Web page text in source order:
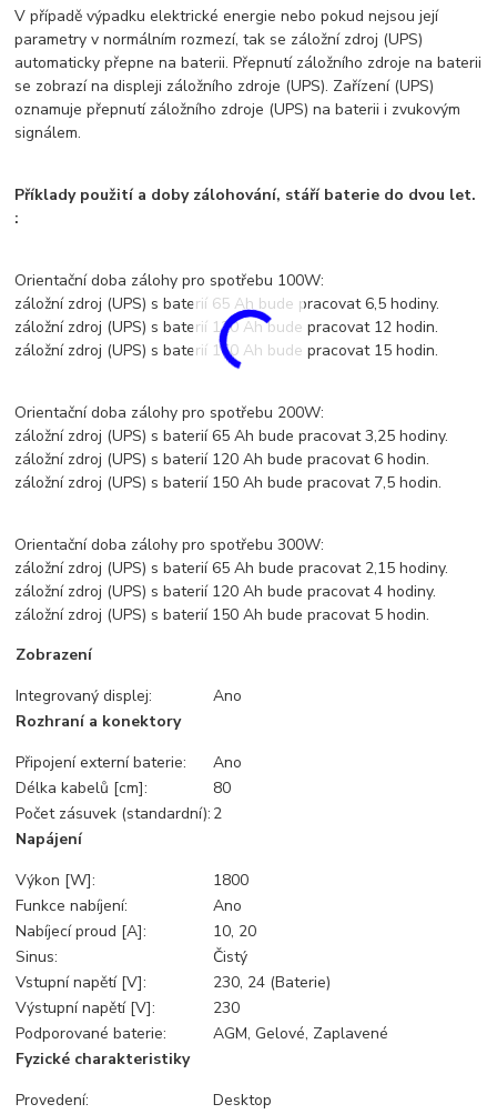
V případě výpadku elektrické energie nebo pokud nejsou její
parametry v normálním rozmezí, tak se záložní zdroj (UPS)
automaticky přepne na baterii. Přepnutí záložního zdroje na baterii
se zobrazí na displeji záložního zdroje (UPS). Zařízení (UPS)
oznamuje přepnutí záložního zdroje (UPS) na baterii i zvukovým
signálem.
Příklady použití a doby zálohování, stáří baterie do dvou let.
:
Orientační doba zálohy pro spotřebu 100W:
záložní zdroj (UPS) s baterií 65 Ah bude pracovat 6,5 hodiny.
záložní zdroj (UPS) s baterií 120 Ah bude pracovat 12 hodin.
záložní zdroj (UPS) s baterií 150 Ah bude pracovat 15 hodin.
Orientační doba zálohy pro spotřebu 200W:
záložní zdroj (UPS) s baterií 65 Ah bude pracovat 3,25 hodiny.
záložní zdroj (UPS) s baterií 120 Ah bude pracovat 6 hodin.
záložní zdroj (UPS) s baterií 150 Ah bude pracovat 7,5 hodin.
Orientační doba zálohy pro spotřebu 300W:
záložní zdroj (UPS) s baterií 65 Ah bude pracovat 2,15 hodiny.
záložní zdroj (UPS) s baterií 120 Ah bude pracovat 4 hodiny.
záložní zdroj (UPS) s baterií 150 Ah bude pracovat 5 hodin.
Zobrazení
Integrovaný displej:
Ano
Rozhraní a konektory
Připojení externí baterie:
Ano
Délka kabelů [cm]:
80
Počet zásuvek (standardní): 2
Napájení
Výkon [W]:
1800
Funkce nabíjení:
Ano
Nabíjecí proud [A]:
10, 20
Sinus:
Čistý
Vstupní napětí [V]:
230, 24 (Baterie)
Výstupní napětí [V]:
230
Podporované baterie:
AGM, Gelové, Zaplavené
Fyzické charakteristiky
Provedení:
Desktop